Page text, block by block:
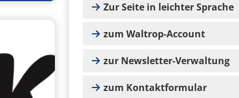
Zur Seite in leichter Sprache
zum Waltrop-Account
zur Newsletter-Verwaltung
zum Kontaktformular